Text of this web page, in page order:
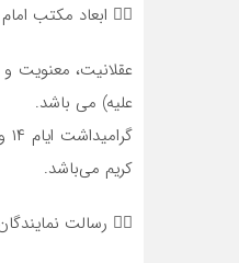
۷⃣ ابعاد مکتب امام کبیر انقلاب از دیدگاه امام شهید انقلاب:
عقلانیت، معنویت
علیه) می باشد.
کریم می‌باشد.
۸⃣ رسالت نمایندگان ملت در مجلس شورای اسلامی: